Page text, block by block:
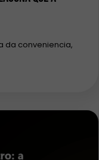
da conveniencia,